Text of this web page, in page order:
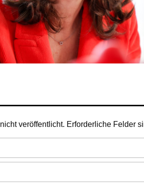
veröffentlicht. Erforderliche Felder